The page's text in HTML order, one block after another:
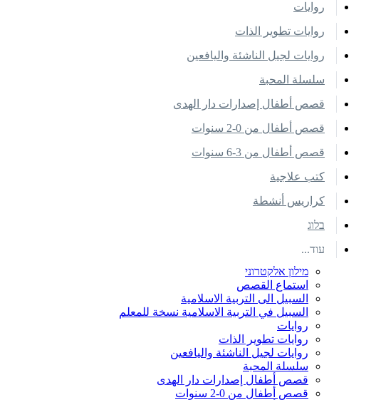
روايات
روايات تطوير الذات
روايات لجيل الناشئة واليافعين
سلسلة المحبة
قصص أطفال إصدارات دار الهدى
قصص أطفال من 0-2 سنوات
قصص أطفال من 3-6 سنوات
كتب علاجية
كراريس أنشطة
בלוג
עוד...
מילון אלקטרוני
استماع القصص
السبيل الى التربية الاسلامية
السبيل في التربية الاسلامية نسخة للمعلم
روايات
روايات تطوير الذات
روايات لجيل الناشئة واليافعين
سلسلة المحبة
قصص أطفال إصدارات دار الهدى
قصص أطفال من 0-2 سنوات